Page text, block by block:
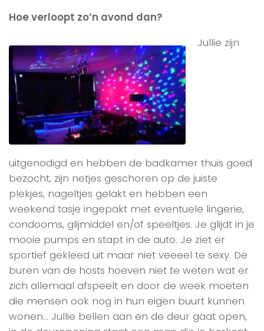
Hoe verloopt zo’n avond dan?
Jullie zijn
uitgenodigd en hebben de badkamer thuis goed
bezocht, zijn netjes geschoren op de juiste
plekjes, nageltjes gelakt en hebben een
weekend tasje ingepakt met eventuele lingerie,
condooms, glijmiddel en/of speeltjes. Je glijdt in je
mooie pumps en stapt in de auto. Je ziet er
sportief gekleed uit maar niet veeeel te sexy. De
buren van de hosts hoeven niet te weten wat er
zich allemaal afspeelt en door de week moeten
die mensen ook nog in hun eigen buurt kunnen
wonen… Jullie bellen aan en de deur gaat open,